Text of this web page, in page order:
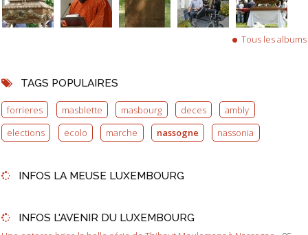
Tous les albums
TAGS POPULAIRES
forrieres masblette masbourg deces
ambly
elections
ecolo marche nassogne nassonia
INFOS LA MEUSE LUXEMBOURG
INFOS L'AVENIR DU LUXEMBOURG